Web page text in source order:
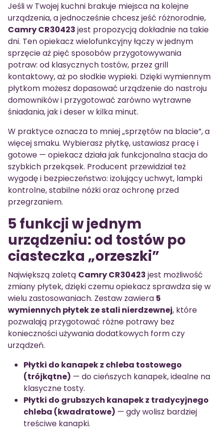
Jeśli w Twojej kuchni brakuje miejsca na kolejne
urządzenia, a jednocześnie chcesz jeść różnorodnie,
Camry CR30423 jest propozycją dokładnie na takie
dni. Ten opiekacz wielofunkcyjny łączy w jednym
sprzęcie aż pięć sposobów przygotowywania
potraw: od klasycznych tostów, przez grill
kontaktowy, aż po słodkie wypieki. Dzięki wymiennym
płytkom możesz dopasować urządzenie do nastroju
domowników i przygotować zarówno wytrawne
śniadania, jak i deser w kilka minut.
W praktyce oznacza to mniej „sprzętów na blacie”, a
więcej smaku. Wybierasz płytkę, ustawiasz pracę i
gotowe — opiekacz działa jak funkcjonalna stacja do
szybkich przekąsek. Producent przewidział też
wygodę i bezpieczeństwo: izolujący uchwyt, lampki
kontrolne, stabilne nóżki oraz ochronę przed
przegrzaniem.
5 funkcji w jednym
urządzeniu: od tostów po
ciasteczka „orzeszki”
Największą zaletą Camry CR30423 jest możliwość
zmiany płytek, dzięki czemu opiekacz sprawdza się w
wielu zastosowaniach. Zestaw zawiera 5
wymiennych płytek ze stali nierdzewnej, które
pozwalają przygotować różne potrawy bez
konieczności używania dodatkowych form czy
urządzeń.
Płytki do kanapek z chleba tostowego
(trójkątne) — do cieńszych kanapek, idealne na
klasyczne tosty.
Płytki do grubszych kanapek z tradycyjnego
chleba (kwadratowe) — gdy wolisz bardziej
treściwe kanapki.